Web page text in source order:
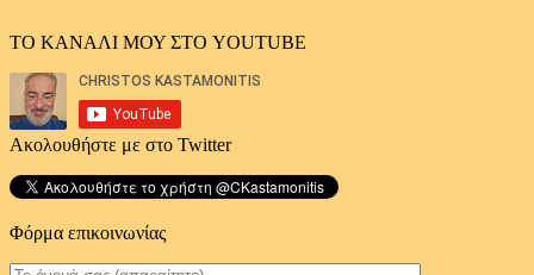
ΤΟ ΚΑΝΑΛΙ ΜΟΥ ΣΤΟ YOUTUBE
Ακολουθήστε με στο Twitter
Φόρμα επικοινωνίας